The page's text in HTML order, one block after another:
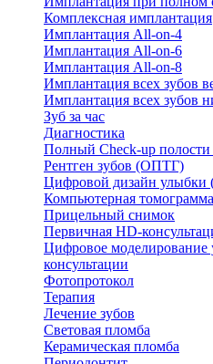
Комплексная имплантация
Имплантация All-on-4
Имплантация All-on-6
Имплантация All-on-8
Имплантация всех зубов
Имплантация всех зубов
Зуб за час
Диагностика
Полный Check-up полости
Рентген зубов (ОПТГ)
Цифровой дизайн улыбки
Компьютерная томограмма
Прицельный снимок
Первичная HD-
Цифровое
консультации
Фотопротокол
Терапия
Лечение зубов
Световая пломба
Керамическая пломба